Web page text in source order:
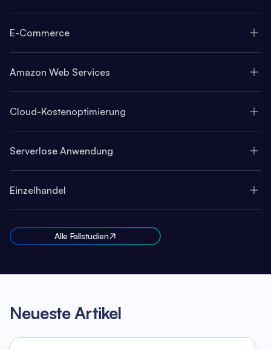
E-Commerce
Amazon Web Services
Cloud-Kostenoptimierung
Serverlose Anwendung
Einzelhandel
Alle Fallstudien
Neueste Artikel